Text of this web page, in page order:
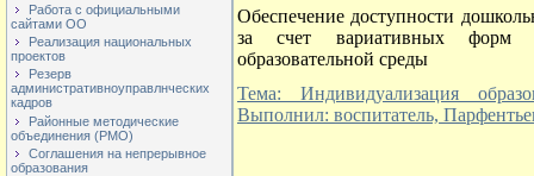
Работа с официальными
сайтами ОО
Реализация национальных
проектов
Резерв
административноуправлнческих
кадров
Районные методические
объединения (РМО)
Соглашения на непрерывное
образования
Обеспечение доступности
за счет вариативных форм
образовательной среды
Тема: Индивидуализация
Выполнил: воспитатель,